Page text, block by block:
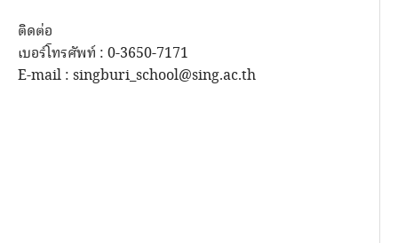
ติดต่อ
เบอร์โทรศัพท์ : 0-3650-7171
E-mail : singburi_school@sing.ac.th